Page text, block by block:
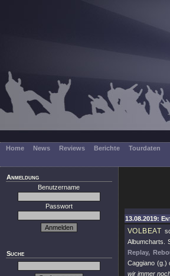
Home News Reviews Berichte Tourdaten
Anmeldung
Benutzername
Passwort
Suche
13.08.2019:
VOLBEAT
Albumcharts.
Replay,
Caggiano (g.)
wir immer